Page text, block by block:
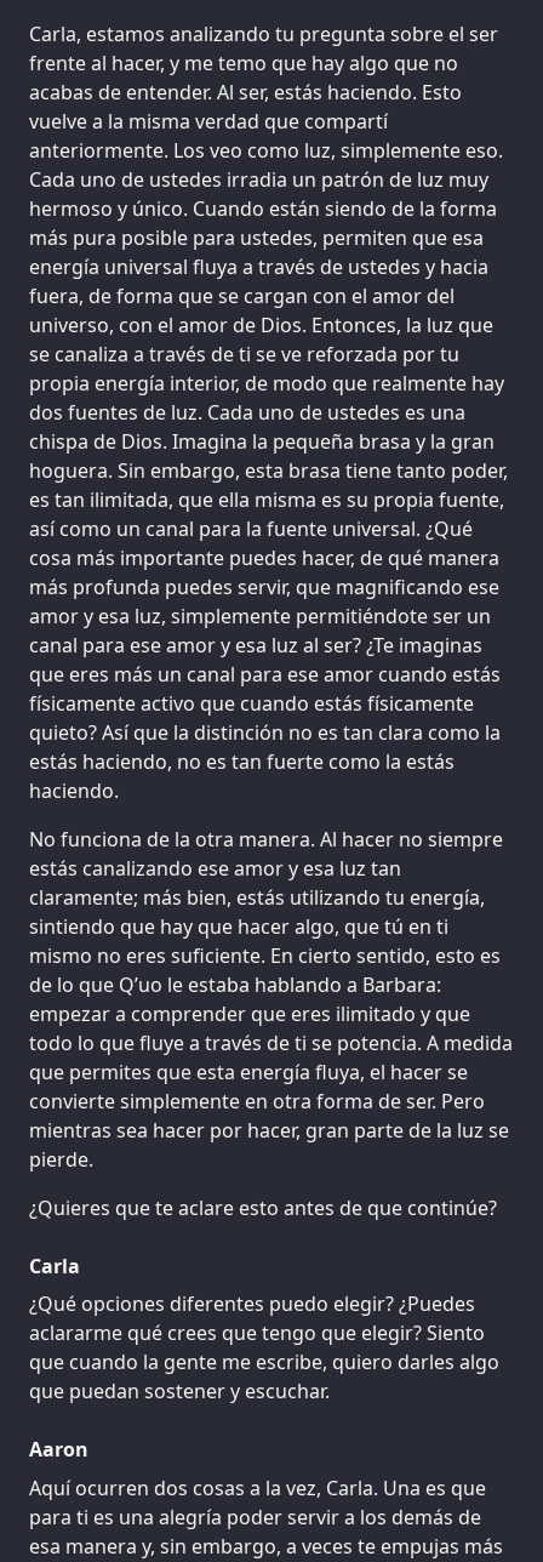
Carla, estamos analizando tu pregunta sobre el ser
frente al hacer, y me temo que hay algo que no
acabas de entender. Al ser, estás haciendo. Esto
vuelve a la misma verdad que compartí
anteriormente. Los veo como luz, simplemente eso.
Cada uno de ustedes irradia un patrón de luz muy
hermoso y único. Cuando están siendo de la forma
más pura posible para ustedes, permiten que esa
energía universal fluya a través de ustedes y hacia
fuera, de forma que se cargan con el amor del
universo, con el amor de Dios. Entonces, la luz que
se canaliza a través de ti se ve reforzada por tu
propia energía interior, de modo que realmente hay
dos fuentes de luz. Cada uno de ustedes es una
chispa de Dios. Imagina la pequeña brasa y la gran
hoguera. Sin embargo, esta brasa tiene tanto poder,
es tan ilimitada, que ella misma es su propia fuente,
así como un canal para la fuente universal. ¿Qué
cosa más importante puedes hacer, de qué manera
más profunda puedes servir, que magnificando ese
amor y esa luz, simplemente permitiéndote ser un
canal para ese amor y esa luz al ser? ¿Te imaginas
que eres más un canal para ese amor cuando estás
físicamente activo que cuando estás físicamente
quieto? Así que la distinción no es tan clara como la
estás haciendo, no es tan fuerte como la estás
haciendo.
No funciona de la otra manera. Al hacer no siempre
estás canalizando ese amor y esa luz tan
claramente; más bien, estás utilizando tu energía,
sintiendo que hay que hacer algo, que tú en ti
mismo no eres suficiente. En cierto sentido, esto es
de lo que Q’uo le estaba hablando a Barbara:
empezar a comprender que eres ilimitado y que
todo lo que fluye a través de ti se potencia. A medida
que permites que esta energía fluya, el hacer se
convierte simplemente en otra forma de ser. Pero
mientras sea hacer por hacer, gran parte de la luz se
pierde.
¿Quieres que te aclare esto antes de que continúe?
Carla
¿Qué opciones diferentes puedo elegir? ¿Puedes
aclararme qué crees que tengo que elegir? Siento
que cuando la gente me escribe, quiero darles algo
que puedan sostener y escuchar.
Aaron
Aquí ocurren dos cosas a la vez, Carla. Una es que
para ti es una alegría poder servir a los demás de
esa manera y, sin embargo, a veces te empujas más